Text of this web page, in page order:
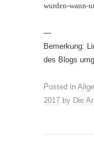
wurden-wann-
—
Bemerkung:
des Blogs
Posted in
2017 by Die